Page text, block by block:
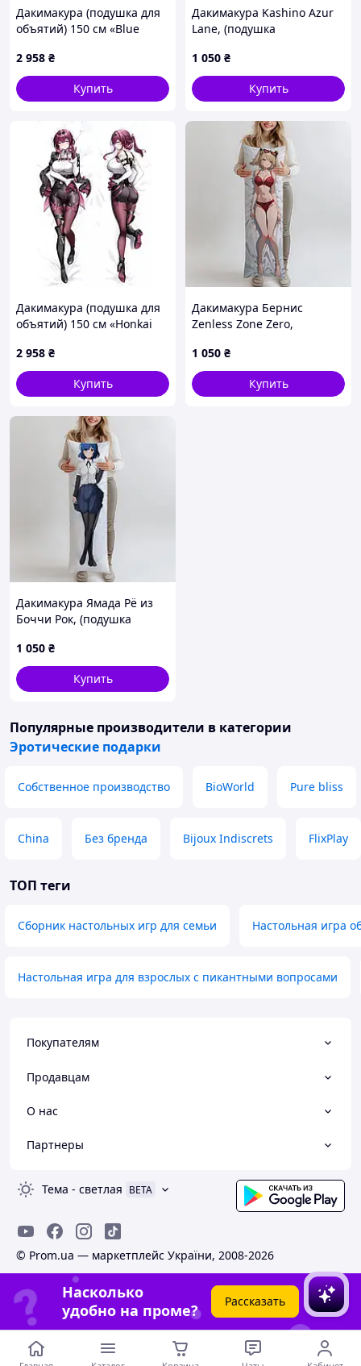
Дакимакура (подушка для
объятий) 150 см «Blue
2
2 958 ₴
Купить
Дакимакура Kashino Azur
Lane, (подушка
лутшая с быстрой
доставкой по Украине
1 050 ₴
Купить
Дакимакура (подушка для
объятий) 150 см «Honkai
2 958 ₴
Купить
Дакимакура Бернис
Zenless Zone Zero,
100*33 см лутшая с
быстрой доставкой по
Украине
1 050 ₴
Купить
Дакимакура Ямада Рё из
Боччи Рок, (подушка
лутшая с быстрой
доставкой по Украине
1 050 ₴
Купить
Популярные производители в категории
Эротические подарки
Собственное производство BioWorld Pure bliss
China Без бренда Bijoux Indiscrets FlixPlay
ТОП теги
Сборник настольных игр для семьи Настольная игра
Настольная игра для взрослых с пикантными вопросами
Покупателям
Продавцам
О нас
Партнеры
Тема - светлая BETA
© Prom.ua — маркетплейс України, 2008-2026
Насколько
удобно на проме?
Рассказать